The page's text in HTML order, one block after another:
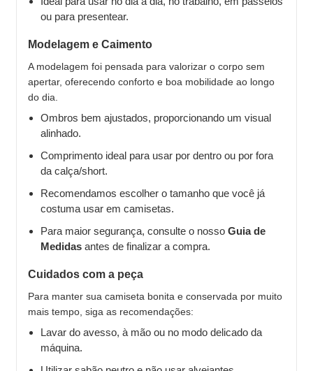
ou para presentear.
Modelagem e Caimento
A modelagem foi pensada para valorizar o corpo sem
apertar, oferecendo conforto e boa mobilidade ao longo
do dia.
Ombros bem ajustados, proporcionando um visual
alinhado.
Comprimento ideal para usar por dentro ou por fora
da calça/short.
Recomendamos escolher o tamanho que você já
costuma usar em camisetas.
Para maior segurança, consulte o nosso Guia de
Medidas antes de finalizar a compra.
Cuidados com a peça
Para manter sua camiseta bonita e conservada por muito
mais tempo, siga as recomendações:
Lavar do avesso, à mão ou no modo delicado da
máquina.